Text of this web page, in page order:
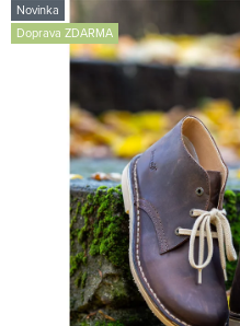
Novinka
Doprava ZDARMA